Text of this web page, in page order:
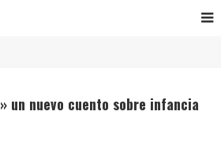
un nuevo cuento sobre infancia